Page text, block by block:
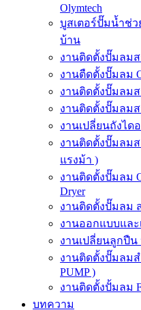
Olymtech
บูสเตอร์ปั๊มน้ำช่ว
บ้าน
งานติดตั้งปั๊มลมส
งานตืดตั้งปั๊มลม
งานติดตั้งปั๊มลมส
งานติดตั้งปั๊มลมส
งานเปลี่ยนถังได
งานติดตั้งปั๊มลมส
แรงม้า )
งานติดตั้งปั๊มลม
Dryer
งานติดตั้งปั๊มลม
งานออกแบบแล
งานเปลี่ยนลูกปืน
งานติดตั้งปั๊มลม
PUMP )
งานติดตั้งปั้มลม
บทความ